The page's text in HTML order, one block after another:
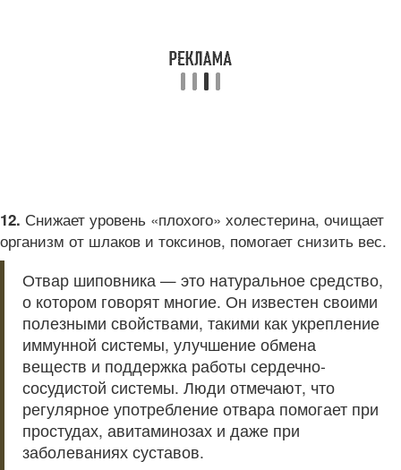
12. Снижает уровень «плохого» холестерина, очищает
организм от шлаков и токсинов, помогает снизить вес.
Отвар шиповника — это натуральное средство,
о котором говорят многие. Он известен своими
полезными свойствами, такими как укрепление
иммунной системы, улучшение обмена
веществ и поддержка работы сердечно-
сосудистой системы. Люди отмечают, что
регулярное употребление отвара помогает при
простудах, авитаминозах и даже при
заболеваниях суставов.